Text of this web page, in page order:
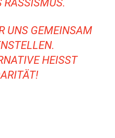
RASSISMUS.
UNS GEMEINSAM
HEISST S